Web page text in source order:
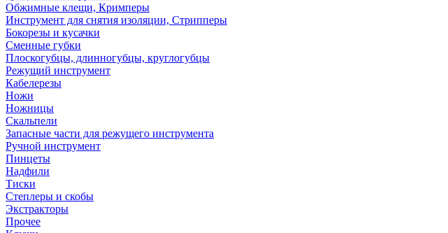
Обжимные клещи, Кримперы
Инструмент для снятия изоляции, Стрипперы
Бокорезы и кусачки
Сменные губки
Плоскогубцы, длинногубцы, круглогубцы
Режущий инструмент
Кабелерезы
Ножи
Ножницы
Скальпели
Запасные части для режущего инструмента
Ручной инструмент
Пинцеты
Надфили
Тиски
Степлеры и скобы
Экстракторы
Прочее